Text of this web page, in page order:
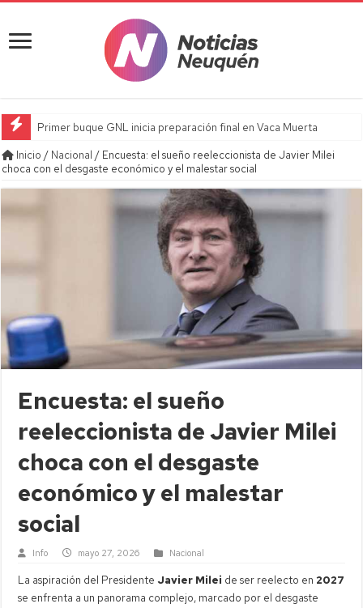
Primer buque GNL inicia preparación final en Vaca Muerta
Inicio / Nacional / Encuesta: el sueño reeleccionista de Javier Milei
choca con el desgaste económico y el malestar social
Encuesta: el sueño
reeleccionista de Javier Milei
choca con el desgaste
económico y el malestar
social
Info mayo 27, 2026 Nacional
La aspiración del Presidente Javier Milei de ser reelecto en 2027
se enfrenta a un panorama complejo, marcado por el desgaste